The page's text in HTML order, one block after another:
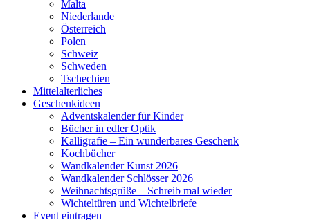
Malta
Niederlande
Österreich
Polen
Schweiz
Schweden
Tschechien
Mittelalterliches
Geschenkideen
Adventskalender für Kinder
Bücher in edler Optik
Kalligrafie – Ein wunderbares Geschenk
Kochbücher
Wandkalender Kunst 2026
Wandkalender Schlösser 2026
Weihnachtsgrüße – Schreib mal wieder
Wichteltüren und Wichtelbriefe
Event eintragen